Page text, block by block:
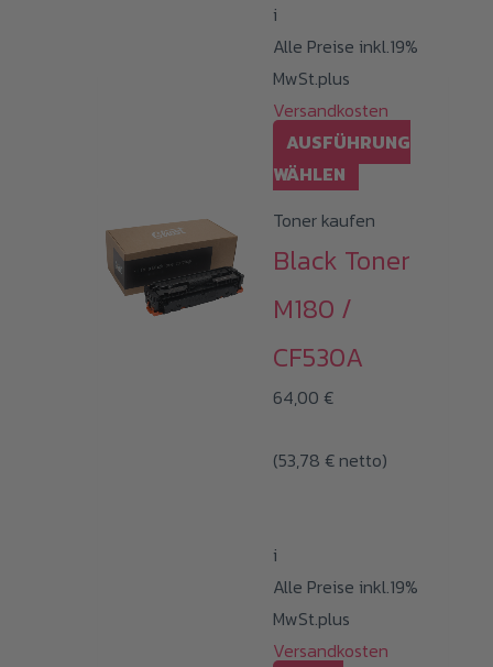
i
Alle Preise inkl.19%
MwSt.plus
Versandkosten
AUSFÜHRUNG
WÄHLEN Dieses
mehrere
Die
auf
werden
Toner kaufen
Black Toner
M180 /
CF530A
64,00 €
(53,78 € netto)
i
Alle Preise inkl.19%
MwSt.plus
Versandkosten